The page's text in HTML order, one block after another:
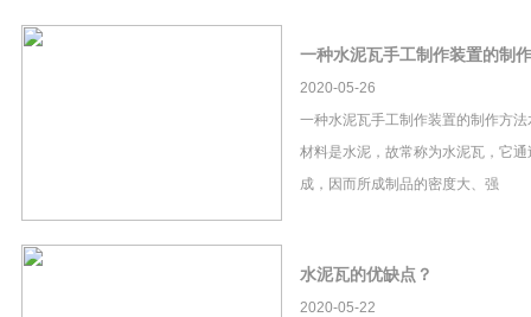
一种水泥瓦手工制作装置的制
2020-05-26
一种水泥瓦手工制作装置的制作方
材料是水泥，故常称为水泥瓦，它
成，因而所成制品的密度大、强
水泥瓦的优缺点？
2020-05-22